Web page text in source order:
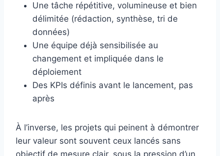
Une tâche répétitive, volumineuse et bien
délimitée (rédaction, synthèse, tri de
données)
Une équipe déjà sensibilisée au
changement et impliquée dans le
déploiement
Des KPIs définis avant le lancement, pas
après
À l’inverse, les projets qui peinent à démontrer
leur valeur sont souvent ceux lancés sans
objectif de mesure clair, sous la pression d’un